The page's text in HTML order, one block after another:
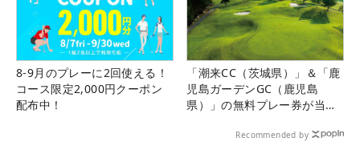
8-9月のプレーに2回使える！
コース限定2,000円クーポン
配布中！
「潮来CC（茨城県）」＆「鹿
児島ガーデンGC（鹿児島
県）」の無料プレー券が当た
Recommended by